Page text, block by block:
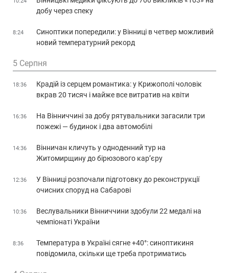
добу через спеку
8:24
Синоптики попередили: у Вінниці в четвер можливий
новий температурний рекорд
5 Серпня
18:36
Крадій із серцем романтика: у Крижополі чоловік
вкрав 20 тисяч і майже все витратив на квіти
16:36
На Вінниччині за добу рятувальники загасили три
пожежі — будинок і два автомобілі
14:36
Вінничан кличуть у одноденний тур на
Житомирщину до бірюзового кар’єру
12:36
У Вінниці розпочали підготовку до реконструкції
очисних споруд на Сабарові
10:36
Веслувальники Вінниччини здобули 22 медалі на
чемпіонаті України
8:36
Температура в Україні сягне +40°: синоптикиня
повідомила, скільки ще треба протриматись